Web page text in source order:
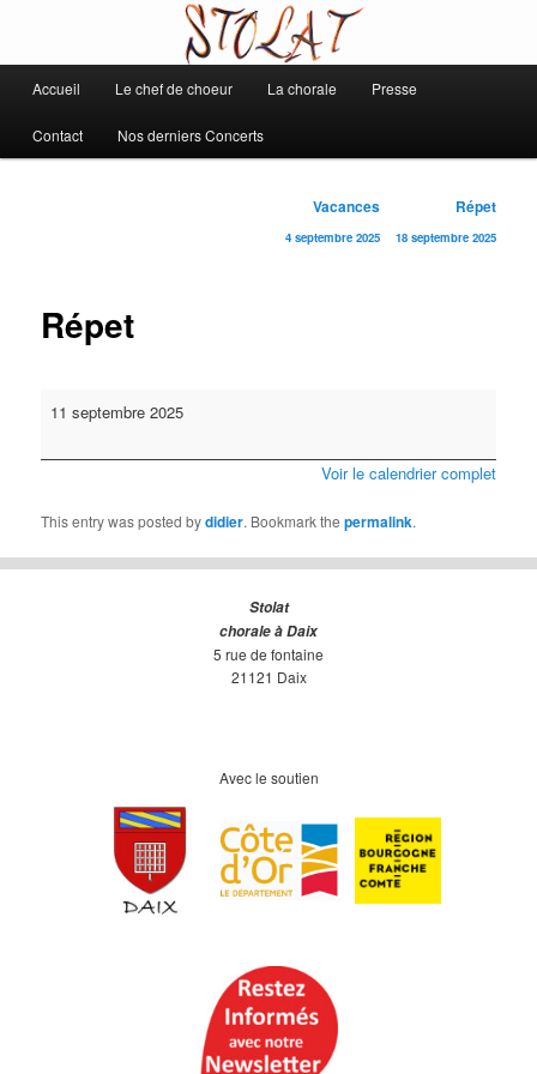
Stolat
menu
Skip
to
Accueil Le chef de choeur La chorale Presse
Contact Nos derniers Concerts
Post
navigation
Vacances
4 septembre 2025
Répet
18 septembre 2025
Répet
11 septembre 2025
Voir le calendrier complet
This entry was posted bydidier. Bookmark thepermalink.
Stolat
chorale à Daix
5 rue de fontaine
21121 Daix
Avec le soutien